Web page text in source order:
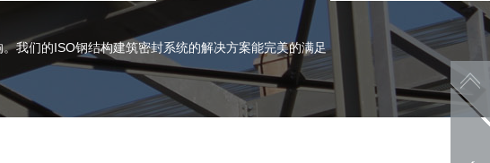
我们的ISO钢结构建筑密封系统的解决方案能完美的满足